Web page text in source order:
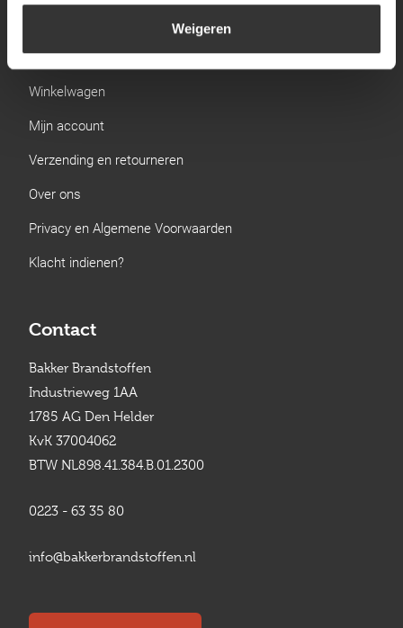
Weigeren
Links
Winkelwagen
Mijn account
Verzending en retourneren
Over ons
Privacy en Algemene Voorwaarden
Klacht indienen?
Contact
Bakker Brandstoffen
Industrieweg 1AA
1785 AG Den Helder
KvK 37004062
BTW NL898.41.384.B.01.2300
0223 - 63 35 80
info@bakkerbrandstoffen.nl